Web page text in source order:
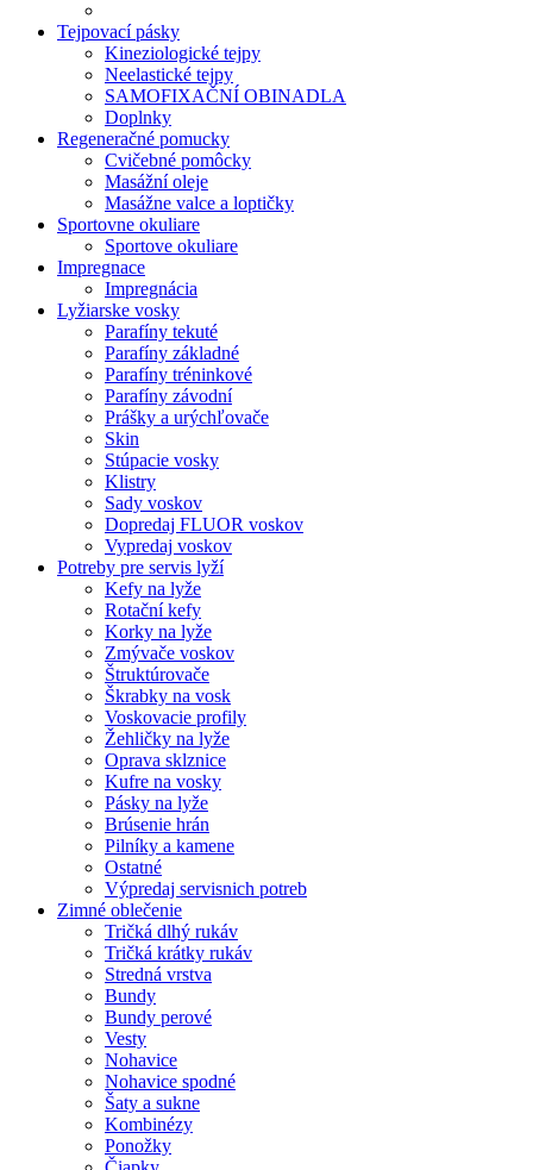
Tejpovací pásky
Kineziologické tejpy
Neelastické tejpy
SAMOFIXAČNÍ OBINADLA
Doplnky
Regeneračné pomucky
Cvičebné pomôcky
Masážní oleje
Masážne valce a loptičky
Sportovne okuliare
Sportove okuliare
Impregnace
Impregnácia
Lyžiarske vosky
Parafíny tekuté
Parafíny základné
Parafíny tréninkové
Parafíny závodní
Prášky a urýchľovače
Skin
Stúpacie vosky
Klistry
Sady voskov
Dopredaj FLUOR voskov
Vypredaj voskov
Potreby pre servis lyží
Kefy na lyže
Rotační kefy
Korky na lyže
Zmývače voskov
Štruktúrovače
Škrabky na vosk
Voskovacie profily
Žehličky na lyže
Oprava sklznice
Kufre na vosky
Pásky na lyže
Brúsenie hrán
Pilníky a kamene
Ostatné
Výpredaj servisnich potreb
Zimné oblečenie
Tričká dlhý rukáv
Tričká krátky rukáv
Stredná vrstva
Bundy
Bundy perové
Vesty
Nohavice
Nohavice spodné
Šaty a sukne
Kombinézy
Ponožky